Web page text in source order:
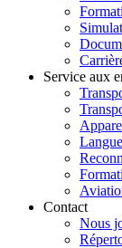
Service aux
Contact
Nous